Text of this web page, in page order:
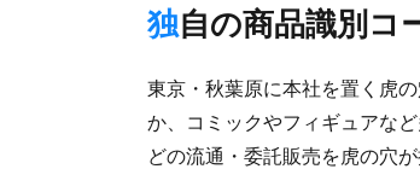
独自の商品識別
東京・秋葉原に本社を置く虎
か、コミックやフィギュアな
どの流通・委託販売を虎の穴